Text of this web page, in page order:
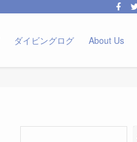
ダイビングログ About Us